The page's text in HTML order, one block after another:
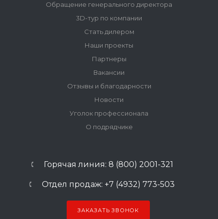
Обращение генерального директора
3D-тур по компании
Стать дилером
Наши проекты
Партнеры
Вакансии
Отзывы и благодарности
Новости
Уголок профессионала
О подрядчике
Горячая линия: 8 (800) 2001-321
Отдел продаж: +7 (4932) 773-503
ЗАКАЗАТЬ ЗВОНОК